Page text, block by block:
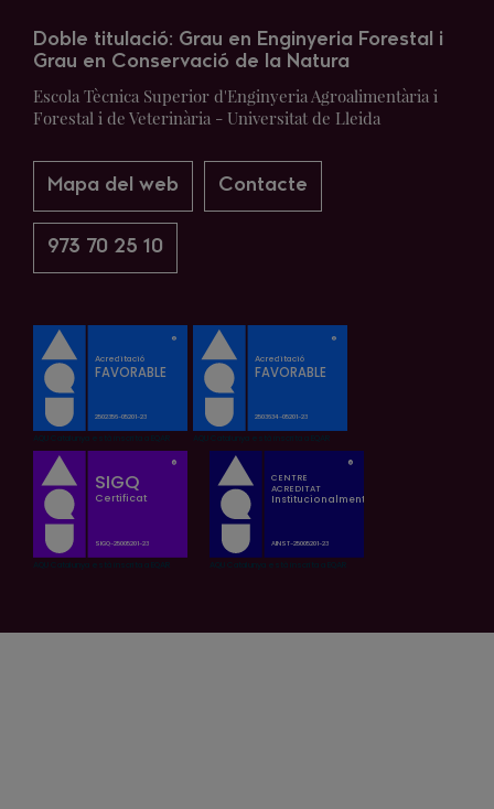
Doble titulació: Grau en Enginyeria Forestal i
Grau en Conservació de la Natura
Escola Tècnica Superior d'Enginyeria Agroalimentària i
Forestal i de Veterinària - Universitat de Lleida
Mapa del web Contacte
973 70 25 10